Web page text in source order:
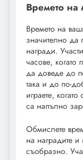
Времето на
Времето на
значително да
награди.
часове, когато
да доведе до
така и до по-
играете,
са напълно
Обмислете
на наградите и
съобразно.